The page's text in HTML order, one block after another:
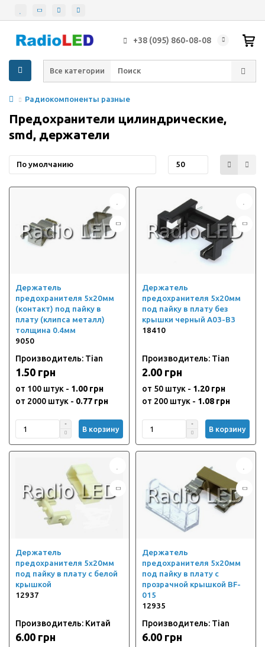
+38 (095) 860-08-08
Все категории
Радиокомпоненты разные
Предохранители цилиндрические,
smd, держатели
Держатель
предохранителя 5х20мм
(контакт) под пайку в
плату (клипса металл)
толщина 0.4мм
9050
Производитель: Tian
1.50 грн
от 100 штук - 1.00 грн
от 2000 штук - 0.77 грн
В корзину
Держатель
предохранителя 5х20мм
под пайку в плату без
крышки черный A03-B3
18410
Производитель: Tian
2.00 грн
от 50 штук - 1.20 грн
от 200 штук - 1.08 грн
В корзину
Держатель
предохранителя 5х20мм
под пайку в плату с белой
крышкой
12937
Производитель: Китай
6.00 грн
Держатель
предохранителя 5х20мм
под пайку в плату с
прозрачной крышкой BF-
015
12935
Производитель: Tian
6.00 грн